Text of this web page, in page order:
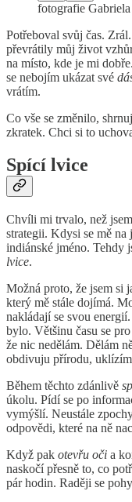
fotografie Gabriela
Potřeboval svůj čas.
převrátily můj život
na místo, kde je mi
se nebojím ukázat své
vrátím.
Co vše se změnilo,
zkratek. Chci si to
Spící lvice
Chvíli mi trvalo, než
strategii. Kdysi se mě
indiánské jméno. Tehdy
lvice.
Možná proto, že jsem si
který mě stále dojímá.
nakládají se svou
bylo. Většinu času se
že nic nedělám. Dělám
obdivuju přírodu,
Během těchto zdánlivě
úkolu. Pídí se po
vymýšlí. Neustále
odpovědi, které na ně
Když pak otevřu oči a
naskočí přesně to, co
pár hodin. Raději se